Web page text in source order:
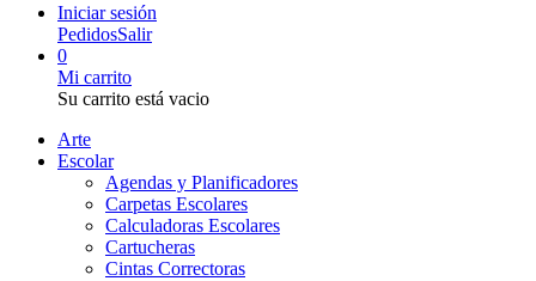
Iniciar sesión
PedidosSalir
0
Mi carrito
Su carrito está vacio
Arte
Escolar
Agendas y Planificadores
Carpetas Escolares
Calculadoras Escolares
Cartucheras
Cintas Correctoras